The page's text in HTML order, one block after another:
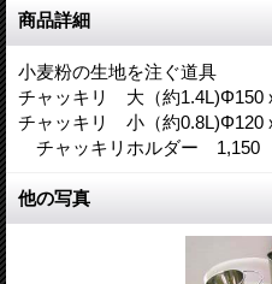
商品詳細
小麦粉の生地を注ぐ道具
チャッキリ 大（約1.4L)Φ150
チャッキリ 小（約0.8L)Φ120
チャッキリホルダー 1,150
他の写真